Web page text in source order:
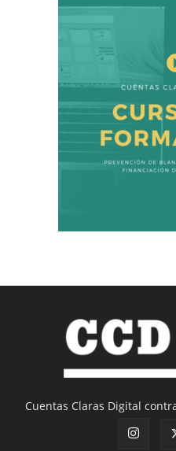
Cuentas Claras Digital